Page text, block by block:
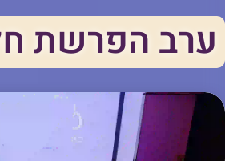
ערב הפרשת